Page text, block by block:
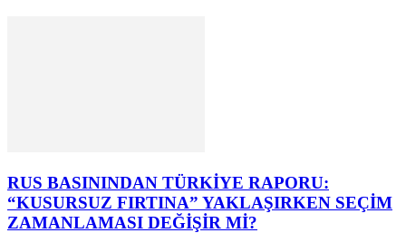
RUS BASININDAN TÜRKİYE RAPORU:
“KUSURSUZ FIRTINA” YAKLAŞIRKEN SEÇİM
ZAMANLAMASI DEĞİŞİR Mİ?